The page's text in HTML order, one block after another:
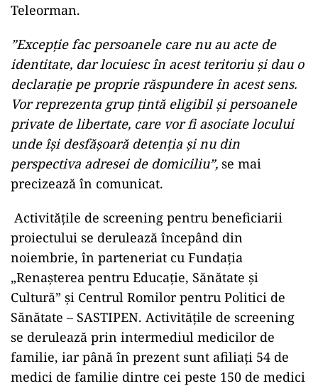
Teleorman.
”Excepţie fac persoanele care nu au acte de
identitate, dar locuiesc în acest teritoriu şi dau o
declaraţie pe proprie răspundere în acest sens.
Vor reprezenta grup ţintă eligibil şi persoanele
private de libertate, care vor fi asociate locului
unde îşi desfăşoară detenţia şi nu din
perspectiva adresei de domiciliu”, se mai
precizează în comunicat.
Activităţile de screening pentru beneficiarii
proiectului se derulează începând din
noiembrie, în parteneriat cu Fundaţia
„Renaşterea pentru Educaţie, Sănătate şi
Cultură” şi Centrul Romilor pentru Politici de
Sănătate – SASTIPEN. Activităţile de screening
se derulează prin intermediul medicilor de
familie, iar până în prezent sunt afiliaţi 54 de
medici de familie dintre cei peste 150 de medici